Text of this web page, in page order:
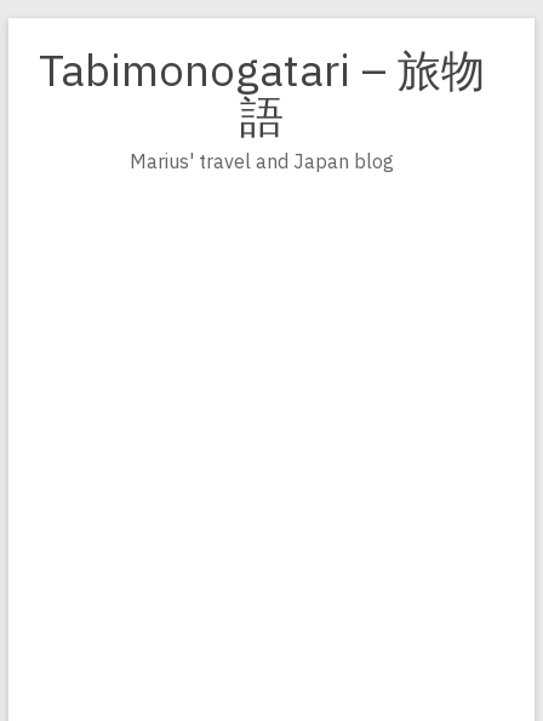
Inhalt
springen
Tabimonogatari – 旅物
語
Marius' travel and Japan blog